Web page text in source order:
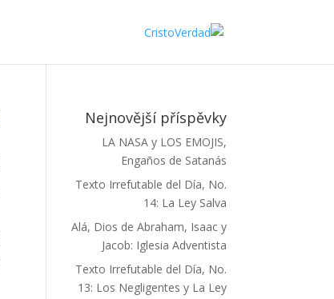
Nejnovější příspěvky
LA NASA y LOS EMOJIS,
Engaños de Satanás
Texto Irrefutable del Día, No.
14: La Ley Salva
Alá, Dios de Abraham, Isaac y
Jacob: Iglesia Adventista
Texto Irrefutable del Día, No.
13: Los Negligentes y La Ley